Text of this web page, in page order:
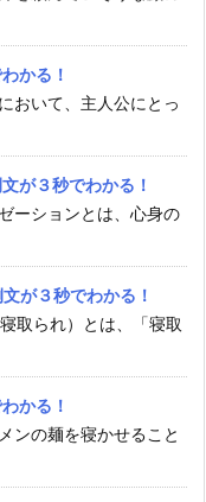
かる！
おいて、主人公にとっ
が３秒でわかる！
ーションとは、心身の
が３秒でわかる！
取られ）とは、「寝取
かる！
ンの麺を寝かせること